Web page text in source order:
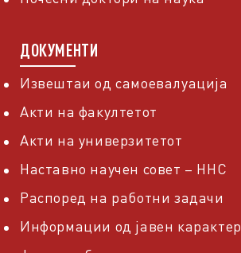
ДОКУМЕНТИ
Извештаи од самоевалуација
Акти на факултетот
Акти на универзитетот
Наставно научен совет – ННС
Распоред на работни задачи
Информации од јавен карактер